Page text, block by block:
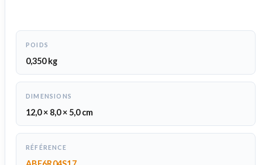
POIDS
0,350 kg
DIMENSIONS
12,0 × 8,0 × 5,0 cm
RÉFÉRENCE